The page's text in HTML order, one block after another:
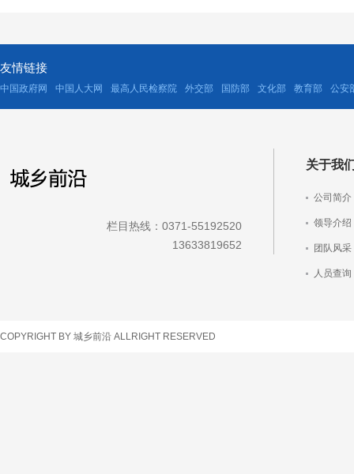
友情链接
中国政府网 中国人大网 最高人民检察院 外交部 国防部 文化部 教育部 公安
栏目热线：0371-55192520
13633819652
关于我
公司简介
领导介绍
团队风采
人员查询
COPYRIGHT BY 城乡前沿 ALLRIGHT RESERVED